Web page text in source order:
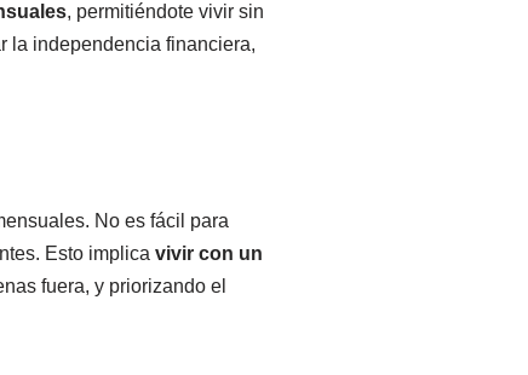
, permitiéndote vivir sin
la independencia financiera,
No es fácil para
Esto implicavivir con un
fuera, y priorizando el